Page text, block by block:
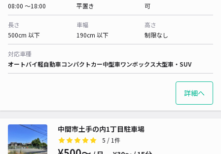
08:00 〜18:00
平置き
可
長さ
500cm 以下
車幅
190cm 以下
高さ
制限なし
対応車種
オートバイ軽自動車コンパクトカー中型車ワンボックス大型車・SUV
詳細へ
中間市土手の内1丁目駐車場
5 / 1件